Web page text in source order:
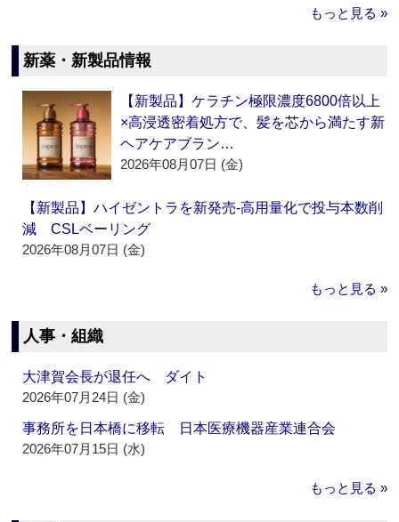
もっと見る »
新薬・新製品情報
【新製品】ケラチン極限濃度6800倍以上
×高浸透密着処方で、髪を芯から満たす新
ヘアケアブラン…
2026年08月07日 (金)
【新製品】ハイゼントラを新発売‐高用量化で投与本数削
減 CSLベーリング
2026年08月07日 (金)
もっと見る »
人事・組織
大津賀会長が退任へ ダイト
2026年07月24日 (金)
事務所を日本橋に移転 日本医療機器産業連合会
2026年07月15日 (水)
もっと見る »